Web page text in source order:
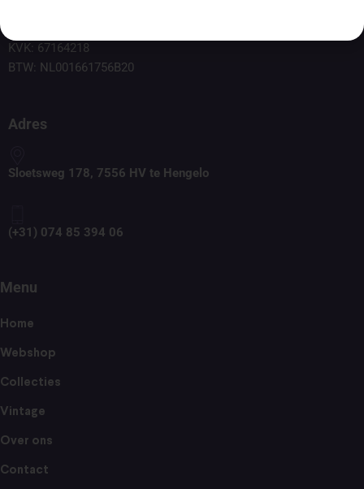
KVK: 67164218
BTW: NL001661756B20
Adres
Sloetsweg 178, 7556 HV te Hengelo
(+31) 074 85 394 06
Menu
Home
Webshop
Collecties
Vintage
Over ons
Contact